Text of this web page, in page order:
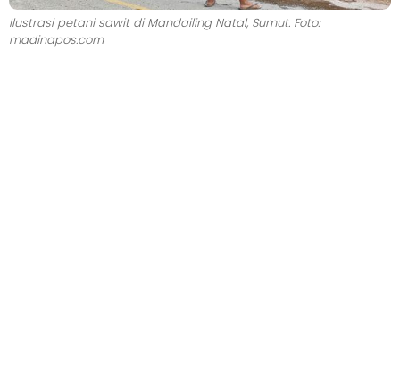
Ilustrasi petani sawit di Mandailing Natal, Sumut. Foto:
madinapos.com